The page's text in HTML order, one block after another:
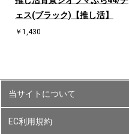
ェス(ブラック)【推し活】
￥1,430
当サイトについて
EC利用規約